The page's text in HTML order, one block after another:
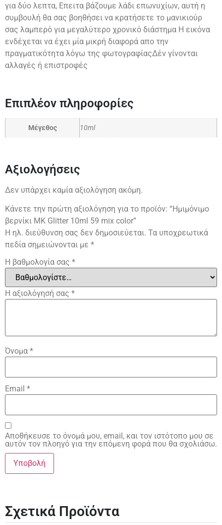
για δύο λεπτα, Επειτα βάζουμε λάδι επωνυχίων, αυτή η
συμβουλή θα σας βοηθήσει να κρατήσετε το μανικιούρ
σας λαμπερό για μεγαλύτερο χρονικό διάστημα Η εικόνα
ενδέχεται να έχει μία μικρή διαφορά απο την
πραγματικότητα λόγω της φωτογραφίαςΔέν γίνονται
αλλαγές ή επιστροφές
Επιπλέον πληροφορίες
Μέγεθος 10ml
Αξιολογήσεις
Δεν υπάρχει καμία αξιολόγηση ακόμη.
Κάνετε την πρώτη αξιολόγηση για το προϊόν: “Ημιμόνιμο
βερνίκι ΜΚ Glitter 10ml 59 mix color”
Η ηλ. διεύθυνση σας δεν δημοσιεύεται. Τα υποχρεωτικά
πεδία σημειώνονται με *
Η βαθμολογία σας *
Η αξιολόγησή σας *
Όνομα *
Email *
Αποθήκευσε το όνομά μου, email, και τον ιστότοπο μου σε
αυτόν τον πλοηγό για την επόμενη φορά που θα σχολιάσω.
Σχετικά Προϊόντα